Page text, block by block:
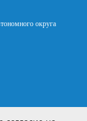
округа